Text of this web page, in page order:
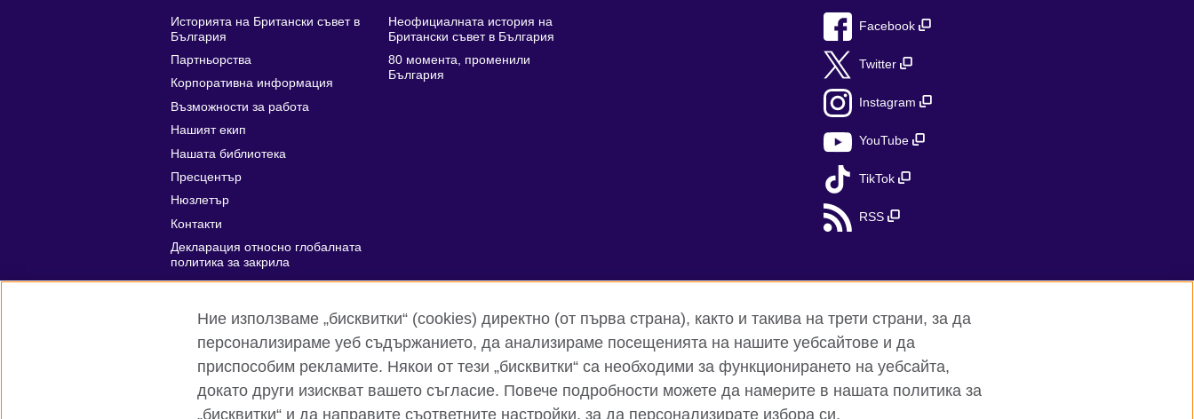
Историята на Британски съвет в
България
Партньорства
Корпоративна информация
Възможности за работа
Нашият екип
Нашата библиотека
Пресцентър
Нюзлетър
Контакти
Декларация относно глобалната
политика за закрила
Affiliate marketing
Неофициалната история на
Британски съвет в България
80 момента, променили
България
Facebook
Twitter
Instagram
YouTube
TikTok
RSS
Глобален уебсайт на Британски съвет Поверителност и условия за ползване Бисквитки Карта на сайта
Ние използваме „бисквитки“ (cookies) директно (от първа страна), както и такива на трети страни, за да
персонализираме уеб съдържанието, да анализираме посещенията на нашите уебсайтове и да
приспособим рекламите. Някои от тези „бисквитки“ са необходими за функционирането на уебсайта,
докато други изискват вашето съгласие. Повече подробности можете да намерите в нашата политика за
„бисквитки“ и да направите съответните настройки, за да персонализирате избора си.